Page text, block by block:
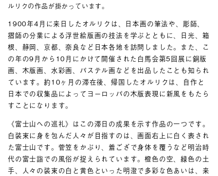
ルリクの作品が掛かっています。
1900年4月に来日したオルリクは、日本画の筆法や、彫師、
摺師の分業による浮世絵版画の技法を学ぶとともに、日光、箱
根、静岡、京都、奈良など日本各地を訪問しました。また、こ
の年の9月から10月にかけて開催された白馬会第5回展に銅版
画、木版画、水彩画、パステル画などを出品したことも知られ
ています。約10ヶ月の滞在後、帰国したオルリクは、自作と
日本での収集品によってヨーロッパの木版表現に新風をもたら
すことになります。
《富士山への巡礼》はこの滞日の成果を示す作品の一つです。
白装束に身を包んだ人々が目指すのは、画面右上に白く表され
た富士山です。菅笠をかぶり、着ござで身体を覆うなど明治時
代の富士詣での風俗が捉えられています。橙色の空、緑色の土
手、人々の装束の白と黄色といった明澄で多彩な色あいは、来